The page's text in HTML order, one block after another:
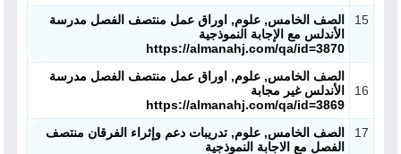
15
الصف الخامس, علوم, اوراق عمل منتصف الفصل مدرسة
الأندلس مع الإجابة النموذجية
https://almanahj.com/qa/id=3870
16
الصف الخامس, علوم, اوراق عمل منتصف الفصل مدرسة
الأندلس غير مجابة
https://almanahj.com/qa/id=3869
17
الصف الخامس, علوم, تدريبات دعم وإثراء الفرقان منتصف
الفصل مع الاجابة النموذجية